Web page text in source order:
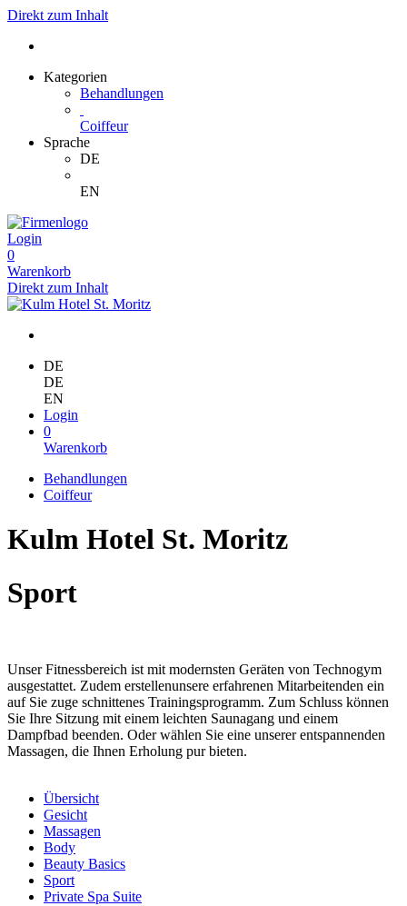
Direkt zum Inhalt
Kategorien
Behandlungen
Coiffeur
Sprache
DE
EN
Login
0
Warenkorb
Direkt zum Inhalt
DE
DE
EN
Login
0
Warenkorb
Behandlungen
Coiffeur
Kulm Hotel St. Moritz
Sport
Unser Fitnessbereich ist mit modernsten Geräten von Technogym
ausgestattet. Zudem erstellenunsere erfahrenen Mitarbeitenden ein
auf Sie zuge schnittenes Trainingsprogramm. Zum Schluss können
Sie Ihre Sitzung mit einem leichten Saunagang und einem
Dampfbad beenden. Oder wählen Sie eine unserer entspannenden
Massagen, die Ihnen Erholung pur bieten.
Übersicht
Gesicht
Massagen
Body
Beauty Basics
Sport
Private Spa Suite